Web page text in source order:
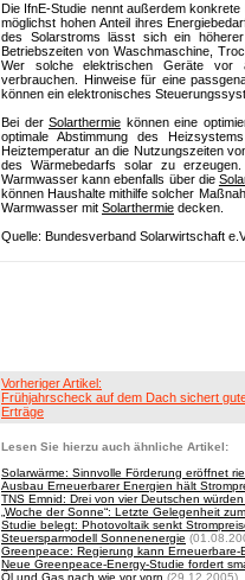
Die IfnE-Studie nennt außerdem
möglichst hohen Anteil ihres
des Solarstroms lässt sich ein
Betriebszeiten von Waschmaschine,
Wer solche elektrischen Geräte vor
verbrauchen. Hinweise für eine
können ein elektronisches
Bei der Solarthermie können eine
optimale Abstimmung des
Heiztemperatur an die Nutzungszeiten
des Wärmebedarfs solar zu
Warmwasser kann ebenfalls über die
können Haushalte mithilfe solcher
Warmwasser mit Solarthermie decken.
Quelle: Bundesverband Solarwirtschaft
Vorheriger Artikel:
Frühjahrscheck auf dem Dach sichert
Erträge
Lesen Sie hierzu auch ähnliche Artikel:
Solarwärme: Sinnvolle Förderung eröffnet
Ausbau Erneuerbarer Energien hält
TNS Emnid: Drei von vier Deutschen
„Woche der Sonne“: Letzte Gelegenheit
Studie belegt: Photovoltaik senkt
Steuersparmodell Sonnenenergie
Greenpeace: Regierung kann
Neue Greenpeace-Energy-Studie fordert
Öl und Gas nach wie vor vorn (29.12.2005)